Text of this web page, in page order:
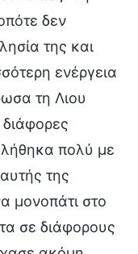
δεν
της και
ενέργεια
τη Λιου
διάφορες
πολύ με
της
μονοπάτι στο
σε διάφορους